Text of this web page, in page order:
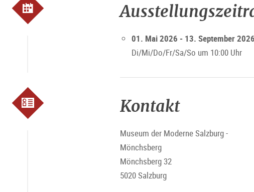
01. Mai 2026 - 13. September 2026
Di/Mi/Do/Fr/Sa/So um 10:00 Uhr
Kontakt
Museum der Moderne Salzburg -
Mönchsberg
Mönchsberg 32
5020 Salzburg